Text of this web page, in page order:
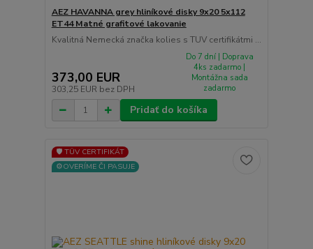
AEZ HAVANNA grey hliníkové disky 9x20 5x112
ET44 Matné grafitové lakovanie
Kvalitná Nemecká značka kolies s TUV certifikátmi ...
373,00 EUR
303,25 EUR bez DPH
Do 7 dní | Doprava
4ks zadarmo |
Montážna sada
zadarmo
Pridať do košíka
🛡️ TÜV CERTIFIKÁT
⚙️OVERÍME ČI PASUJE